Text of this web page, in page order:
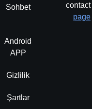
Sohbet
Android
APP
Gizlilik
Şartlar
contact
page